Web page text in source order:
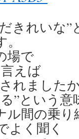
きれいな
場で
言えば
れました
”という
ル間の乗
よく聞く